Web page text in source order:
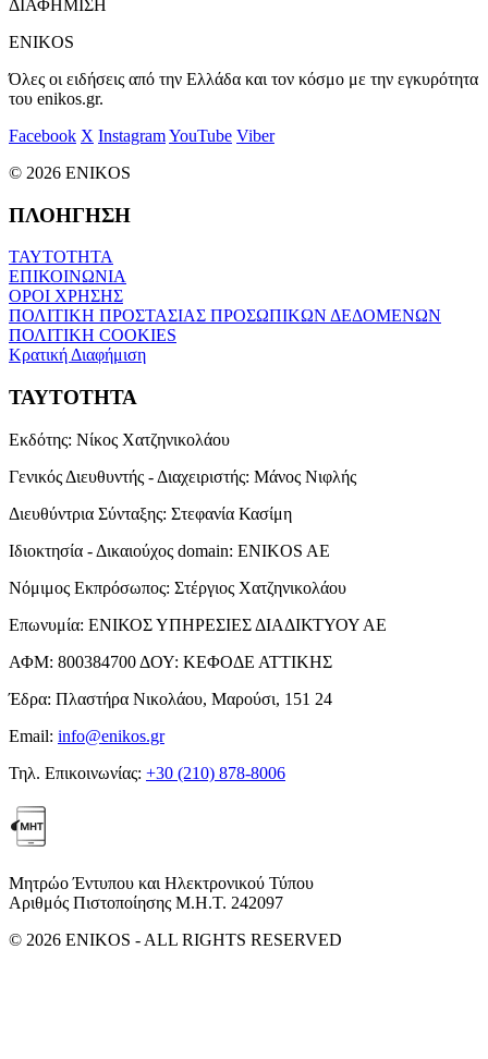
ΔΙΑΦΗΜΙΣΗ
ENIKOS
Όλες οι ειδήσεις από την Ελλάδα και τον κόσμο με την εγκυρότητα
του enikos.gr.
Facebook X InstagramYouTube Viber
© 2026 ENIKOS
ΠΛΟΗΓΗΣΗ
ΤΑΥΤΟΤΗΤΑ
ΕΠΙΚΟΙΝΩΝΙΑ
ΟΡΟΙ ΧΡΗΣΗΣ
ΠΟΛΙΤΙΚΗ ΠΡΟΣΤΑΣΙΑΣ ΠΡΟΣΩΠΙΚΩΝ ΔΕΔΟΜΕΝΩΝ
ΠΟΛΙΤΙΚΗ COOKIES
Κρατική Διαφήμιση
ΤΑΥΤΟΤΗΤΑ
Εκδότης: Νίκος Χατζηνικολάου
Γενικός Διευθυντής - Διαχειριστής: Μάνος Νιφλής
Διευθύντρια Σύνταξης: Στεφανία Κασίμη
Ιδιοκτησία - Δικαιούχος domain: ENIKOS AE
Νόμιμος Εκπρόσωπος: Στέργιος Χατζηνικολάου
Επωνυμία: ΕΝΙΚΟΣ ΥΠΗΡΕΣΙΕΣ ΔΙΑΔΙΚΤΥΟΥ ΑΕ
ΑΦΜ: 800384700 ΔΟΥ: ΚΕΦΟΔΕ ΑΤΤΙΚΗΣ
Έδρα: Πλαστήρα Νικολάου, Μαρούσι, 151 24
Email: info@enikos.gr
Τηλ. Επικοινωνίας: +30 (210) 878-8006
Μητρώο Έντυπου και Ηλεκτρονικού Τύπου
Αριθμός Πιστοποίησης Μ.Η.Τ. 242097
© 2026 ENIKOS - ALL RIGHTS RESERVED